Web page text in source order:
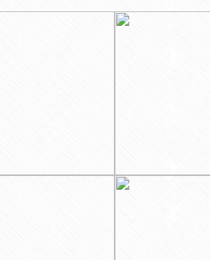
истории БГУ
Университетская газета
Факультет
Юридическое